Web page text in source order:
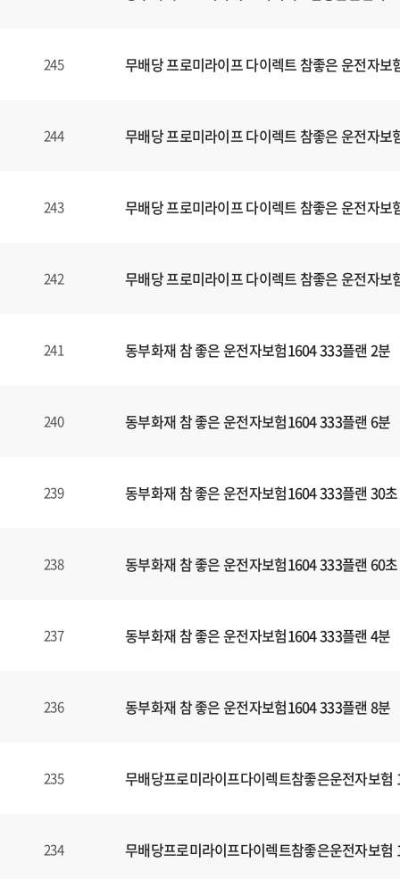
245 무배당 프로미라이프 다이렉트 참좋은 운전자보
244 무배당 프로미라이프 다이렉트 참좋은 운전자보
243 무배당 프로미라이프 다이렉트 참좋은 운전자보
242 무배당 프로미라이프 다이렉트 참좋은 운전자보
241 동부화재 참 좋은 운전자보험1604 333플랜 2분
240 동부화재 참 좋은 운전자보험1604 333플랜 6분
239 동부화재 참 좋은 운전자보험1604 333플랜 30초
238 동부화재 참 좋은 운전자보험1604 333플랜 60초
237 동부화재 참 좋은 운전자보험1604 333플랜 4분
236 동부화재 참 좋은 운전자보험1604 333플랜 8분
235 무배당프로미라이프다이렉트참좋은운전자보험
234 무배당프로미라이프다이렉트참좋은운전자보험